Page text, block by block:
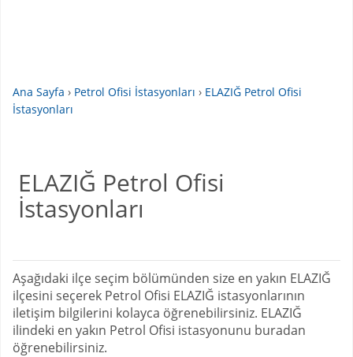
Ana Sayfa › Petrol Ofisi İstasyonları › ELAZIĞ Petrol Ofisi
İstasyonları
ELAZIĞ Petrol Ofisi
İstasyonları
Aşağıdaki ilçe seçim bölümünden size en yakın ELAZIĞ
ilçesini seçerek Petrol Ofisi ELAZIĞ istasyonlarının
iletişim bilgilerini kolayca öğrenebilirsiniz. ELAZIĞ
ilindeki en yakın Petrol Ofisi istasyonunu buradan
öğrenebilirsiniz.